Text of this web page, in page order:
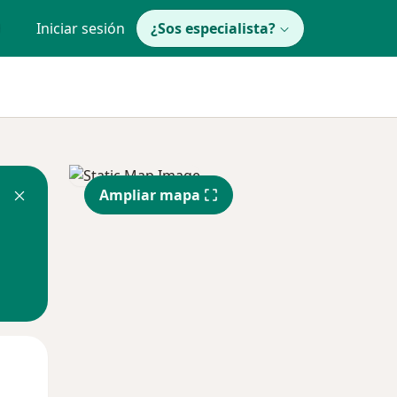
Iniciar sesión ¿Sos especialista?
Ampliar mapa